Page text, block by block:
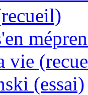
vie
(essai)